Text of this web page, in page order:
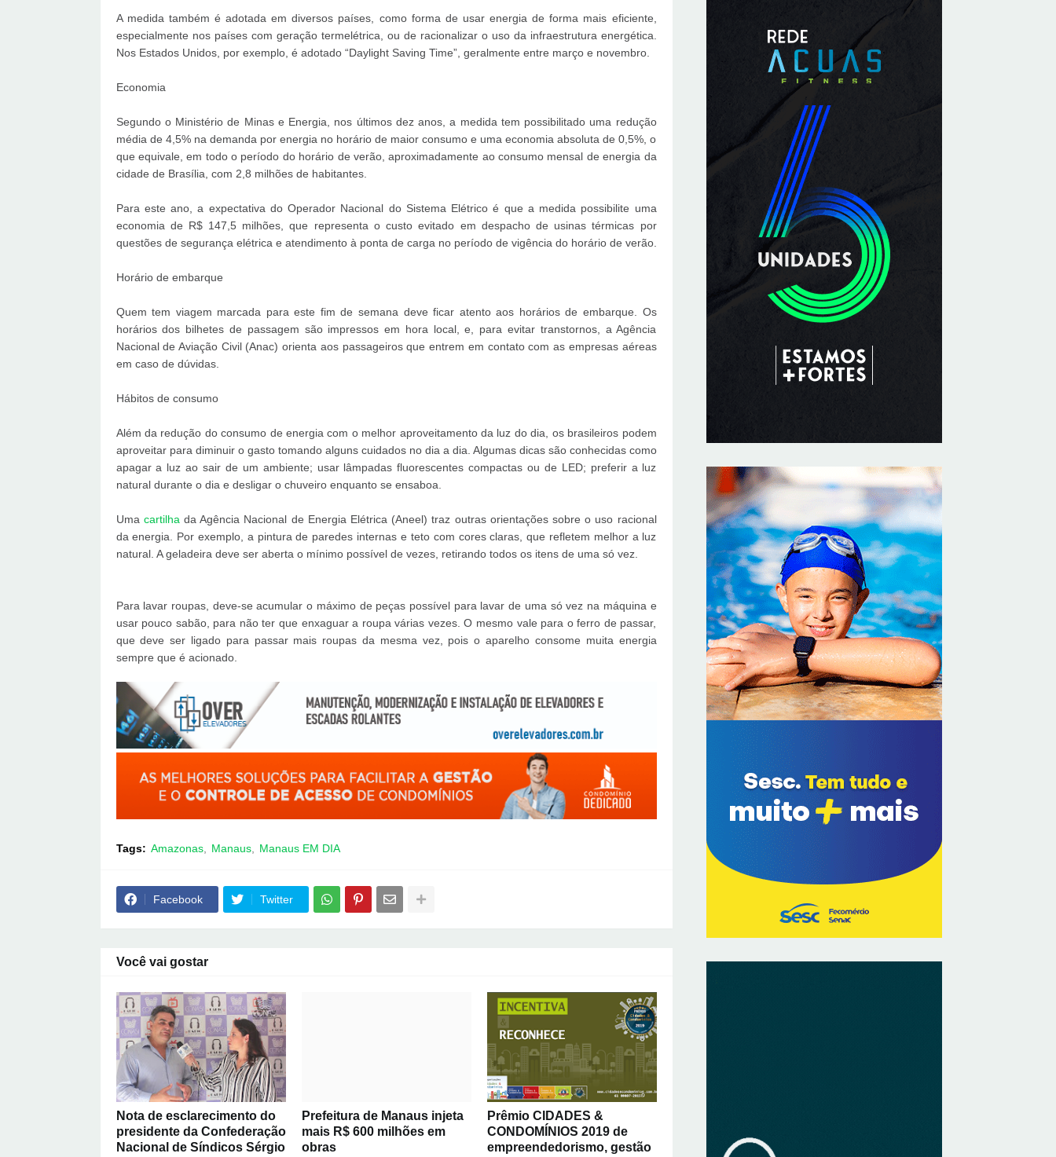
A medida também é adotada em diversos países, como forma de usar energia de forma mais eficiente,
especialmente nos países com geração termelétrica, ou de racionalizar o uso da infraestrutura energética.
Nos Estados Unidos, por exemplo, é adotado “Daylight Saving Time”, geralmente entre março e novembro.
Economia
Segundo o Ministério de Minas e Energia, nos últimos dez anos, a medida tem possibilitado uma redução
média de 4,5% na demanda por energia no horário de maior consumo e uma economia absoluta de 0,5%, o
que equivale, em todo o período do horário de verão, aproximadamente ao consumo mensal de energia da
cidade de Brasília, com 2,8 milhões de habitantes.
Para este ano, a expectativa do Operador Nacional do Sistema Elétrico é que a medida possibilite uma
economia de R$ 147,5 milhões, que representa o custo evitado em despacho de usinas térmicas por
questões de segurança elétrica e atendimento à ponta de carga no período de vigência do horário de verão.
Horário de embarque
Quem tem viagem marcada para este fim de semana deve ficar atento aos horários de embarque. Os
horários dos bilhetes de passagem são impressos em hora local, e, para evitar transtornos, a Agência
Nacional de Aviação Civil (Anac) orienta aos passageiros que entrem em contato com as empresas aéreas
em caso de dúvidas.
Hábitos de consumo
Além da redução do consumo de energia com o melhor aproveitamento da luz do dia, os brasileiros podem
aproveitar para diminuir o gasto tomando alguns cuidados no dia a dia. Algumas dicas são conhecidas como
apagar a luz ao sair de um ambiente; usar lâmpadas fluorescentes compactas ou de LED; preferir a luz
natural durante o dia e desligar o chuveiro enquanto se ensaboa.
Uma cartilha da Agência Nacional de Energia Elétrica (Aneel) traz outras orientações sobre o uso racional
da energia. Por exemplo, a pintura de paredes internas e teto com cores claras, que refletem melhor a luz
natural. A geladeira deve ser aberta o mínimo possível de vezes, retirando todos os itens de uma só vez.
Para lavar roupas, deve-se acumular o máximo de peças possível para lavar de uma só vez na máquina e
usar pouco sabão, para não ter que enxaguar a roupa várias vezes. O mesmo vale para o ferro de passar,
que deve ser ligado para passar mais roupas da mesma vez, pois o aparelho consome muita energia
sempre que é acionado.
Tags: Amazonas Manaus Manaus EM DIA
Facebook Twitter
Você vai gostar
Nota de esclarecimento do
presidente da Confederação
Nacional de Síndicos Sérgio
Prefeitura de Manaus injeta
mais R$ 600 milhões em
obras
Prêmio CIDADES &
CONDOMÍNIOS 2019 de
empreendedorismo, gestão
Autoridades celebram legado de Augusto
Nardes em jantar em Brasília
Unidade oferece atendimento
especializado a crianças e adolescentes
vítimas de violência sexual no DF
8/5/2026
Planaltina terá reforço de ônibus para a 6ª
Feira Nacional da Uva e do Vinho
Endereços em Planaltina terão o
fornecimento de energia interrompido
nesta quinta-feira (6)
Lactário do Hospital de Base garante
alimentação segura e personalizada aos